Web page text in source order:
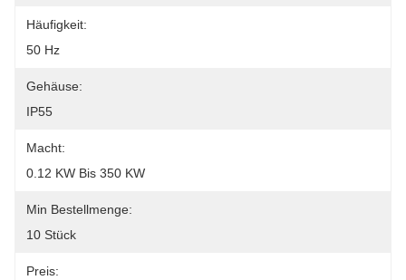
Häufigkeit:
50 Hz
Gehäuse:
IP55
Macht:
0.12 KW Bis 350 KW
Min Bestellmenge:
10 Stück
Preis: